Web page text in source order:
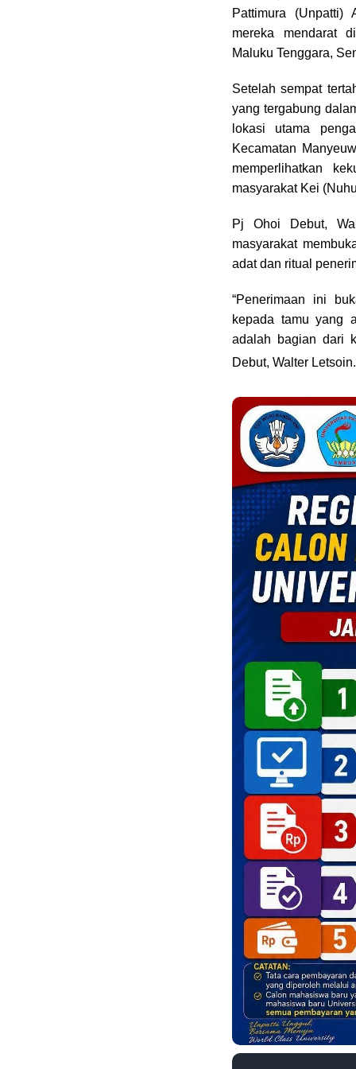
o
o
k
d
s
A
p
p
r
a
m
i
k
Pattimura (Unpatti)
mereka mendarat
Maluku Tenggara,
Setelah sempat
yang tergabung
lokasi utama
Kecamatan
memperlihatkan
masyarakat Kei
Pj Ohoi Debut,
masyarakat
adat dan ritual
“Penerimaan ini
kepada tamu yang
adalah bagian dari
Debut, Walter Letsoin.